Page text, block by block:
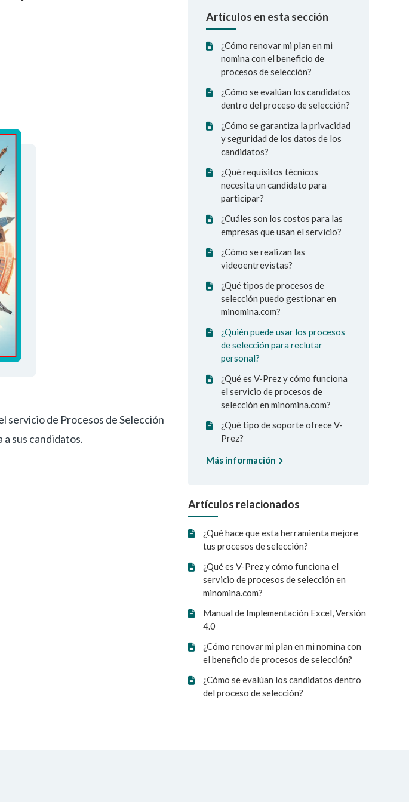
Artículos en esta sección
¿Cómo renovar mi plan en mi
nomina con el beneficio de
procesos de selección?
¿Cómo se evalúan los candidatos
dentro del proceso de selección?
¿Cómo se garantiza la privacidad
y seguridad de los datos de los
candidatos?
¿Qué requisitos técnicos
necesita un candidato para
participar?
¿Cuáles son los costos para las
empresas que usan el servicio?
¿Cómo se realizan las
videoentrevistas?
¿Qué tipos de procesos de
selección puedo gestionar en
minomina.com?
¿Quién puede usar los procesos
de selección para reclutar
personal?
¿Qué es V-Prez y cómo funciona
el servicio de procesos de
selección en minomina.com?
¿Qué tipo de soporte ofrece V-
Prez?
Más información
Artículos relacionados
¿Qué hace que esta herramienta mejore
tus procesos de selección?
¿Qué es V-Prez y cómo funciona el
servicio de procesos de selección en
minomina.com?
Manual de Implementación Excel, Versión
4.0
¿Cómo renovar mi plan en mi nomina con
el beneficio de procesos de selección?
¿Cómo se evalúan los candidatos dentro
del proceso de selección?
servicio de Procesos de Selección
sus candidatos.